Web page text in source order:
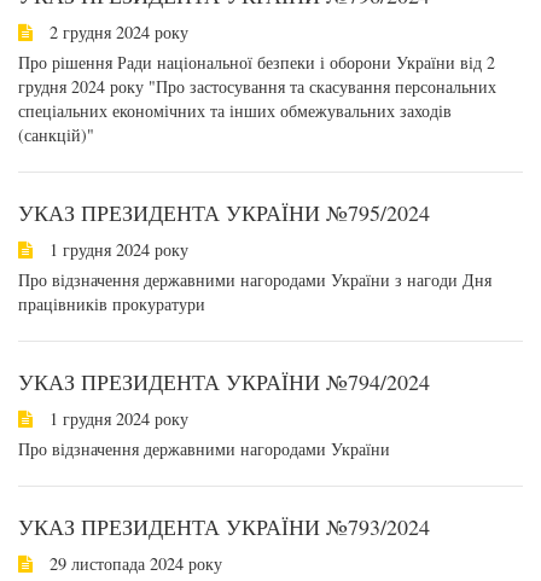
2 грудня 2024 року
Про рішення Ради національної безпеки і оборони України від 2
грудня 2024 року "Про застосування та скасування персональних
спеціальних економічних та інших обмежувальних заходів
(санкцій)"
УКАЗ ПРЕЗИДЕНТА УКРАЇНИ №795/2024
1 грудня 2024 року
Про відзначення державними нагородами України з нагоди Дня
працівників прокуратури
УКАЗ ПРЕЗИДЕНТА УКРАЇНИ №794/2024
1 грудня 2024 року
Про відзначення державними нагородами України
УКАЗ ПРЕЗИДЕНТА УКРАЇНИ №793/2024
29 листопада 2024 року